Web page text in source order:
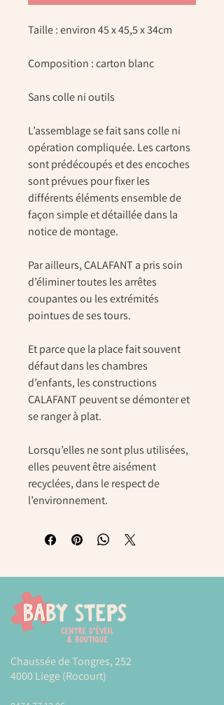
Taille :environ 45 x 45,5 x 34cm
Composition :carton blanc
Sans colle ni outils
L’assemblage se fait sans colle ni
opération compliquée. Les cartons
sont prédécoupés et des encoches
sont prévues pour fixer les
différents éléments ensemble de
façon simple et détaillée dans la
notice de montage.
Par ailleurs, CALAFANT a pris soin
d’éliminer toutes les arrêtes
coupantes ou les extrémités
pointues de ses tours.
Et parce que la place fait souvent
défaut dans les chambres
d’enfants, les constructions
CALAFANT peuvent se démonter et
se ranger à plat.
Lorsqu’elles ne sont plus utilisées,
elles peuvent être aisément
recyclées, dans le respect de
l’environnement.
Chaussée de Tongres, 252
4000 Liege (Rocourt)